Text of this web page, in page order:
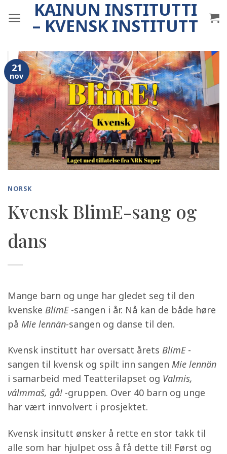
to
KAINUN INSTITUTTI
– KVENSK INSTITUTT
21
nov
NORSK
Kvensk BlimE-sang og
dans
Mange barn og unge har gledet seg til den
kvenske BlimE-sangen i år. Nå kan de både høre
på Mie lennän-sangen og danse til den.
Kvensk institutt har oversatt årets BlimE-
sangen til kvensk og spilt inn sangen Mie lennän
i samarbeid med Teatterilapset og Valmis,
válmmaš, gå! -gruppen. Over 40 barn og unge
har vært innvolvert i prosjektet.
Kvensk insitutt ønsker å rette en stor takk til
alle som har hjulpet oss å få dette til! Først og